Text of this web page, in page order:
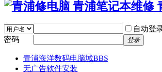
自动登
密码
登录
青浦海洋数码电脑城BBS
无广告软件安装